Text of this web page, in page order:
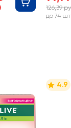
126,39
до 74 шт
4.9